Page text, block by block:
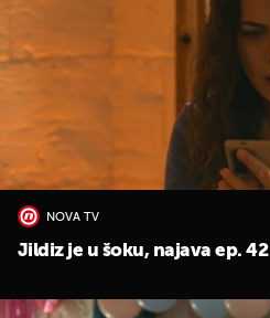
NOVA TV
Jildiz je u šoku, najava ep. 42